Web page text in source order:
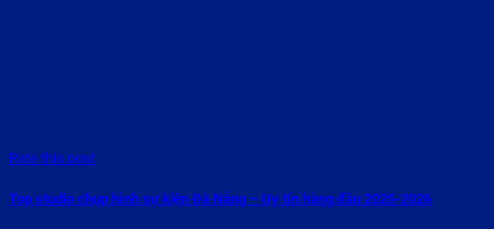
Rate this post
Top studio chụp hình sự kiện Đà Nẵng – Uy tín hàng đầu 2025-2026